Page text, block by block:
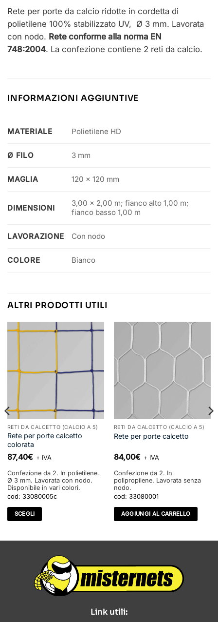
Rete per porte da calcio ridotte in cordetta di
polietilene 100% stabilizzato UV, Ø 3 mm. Lavorata
con nodo. Rete conforme alla norma EN
748:2004. La confezione contiene 2 reti da calcio.
INFORMAZIONI AGGIUNTIVE
MATERIALE Polietilene HD
Ø FILO 3 mm
MAGLIA 120 x 120 mm
DIMENSIONI
3,00 x 2,00 m; fianco alto 1,00 m;
fianco basso 1,00 m
LAVORAZIONE Con nodo
COLORE Bianco
ALTRI PRODOTTI UTILI
RETI DA CALCETTO (CALCIO A 5)
Rete per porte calcetto
colorata
87,40€ + IVA
Confezione da 2. In polietilene.
Ø 3 mm. Lavorata con nodo.
Disponibile in vari colori.
cod: 33080005c
SCEGLI
RETI DA CALCETTO (CALCIO A 5)
Rete per porte calcetto
84,00€ + IVA
Confezione da 2. In
polipropilene. Lavorata senza
nodo.
cod: 33080001
AGGIUNGI AL CARRELLO
Link utili: